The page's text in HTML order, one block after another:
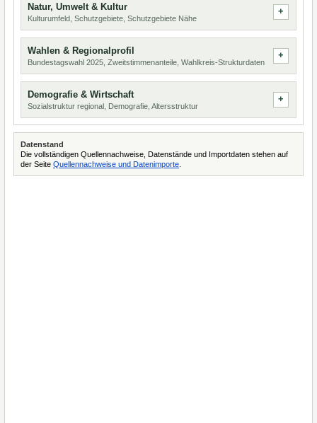
Natur, Umwelt & Kultur
Kulturumfeld, Schutzgebiete, Schutzgebiete Nähe
Wahlen & Regionalprofil
Bundestagswahl 2025, Zweitstimmenanteile, Wahlkreis-Strukturdaten
Demografie & Wirtschaft
Sozialstruktur regional, Demografie, Altersstruktur
Datenstand
Die vollständigen Quellennachweise, Datenstände und Importdaten stehen auf
der Seite Quellennachweise und Datenimporte